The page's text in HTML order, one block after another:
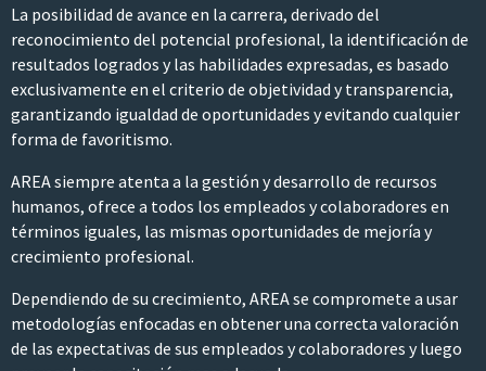
La posibilidad de avance en la carrera, derivado del
reconocimiento del potencial profesional, la identificación de
resultados logrados y las habilidades expresadas, es basado
exclusivamente en el criterio de objetividad y transparencia,
garantizando igualdad de oportunidades y evitando cualquier
forma de favoritismo.
AREA siempre atenta a la gestión y desarrollo de recursos
humanos, ofrece a todos los empleados y colaboradores en
términos iguales, las mismas oportunidades de mejoría y
crecimiento profesional.
Dependiendo de su crecimiento, AREA se compromete a usar
metodologías enfocadas en obtener una correcta valoración
de las expectativas de sus empleados y colaboradores y luego